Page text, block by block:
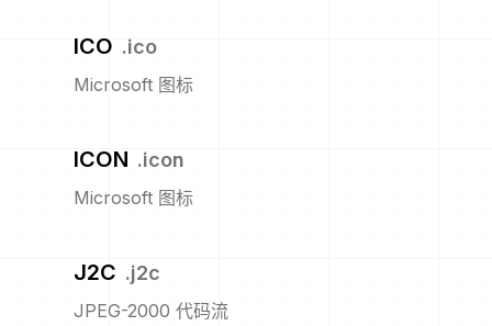
ICO .ico
Microsoft 图标
ICON .icon
Microsoft 图标
J2C .j2c
JPEG-2000 代码流